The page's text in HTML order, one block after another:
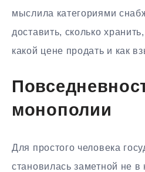
мыслила категориями
доставить, сколько
какой цене продать и как
монополии
Для простого человека
становилась заметной не